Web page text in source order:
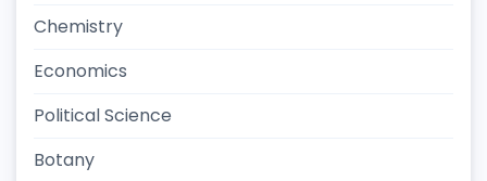
Chemistry
Economics
Political Science
Botany